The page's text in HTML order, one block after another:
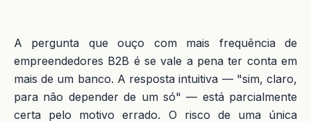
A pergunta que ouço com mais frequência de
empreendedores B2B é se vale a pena ter conta em
mais de um banco. A resposta intuitiva — "sim, claro,
para não depender de um só" — está parcialmente
certa pelo motivo errado. O risco de uma única